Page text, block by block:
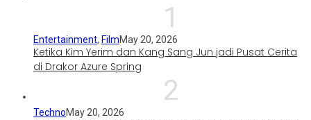
1
Entertainment, FilmMay 20, 2026
Ketika Kim Yerim dan Kang Sang Jun jadi Pusat Cerita
di Drakor Azure Spring
2
TechnoMay 20, 2026